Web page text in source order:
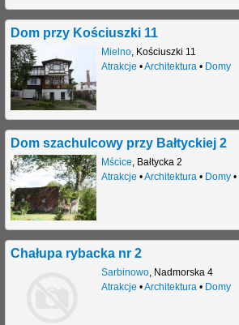
Dom przy Kościuszki 11
Mielno, Kościuszki 11
Atrakcje •Architektura • Domy
Dom szachulcowy przy Bałtyckiej 2
Mścice Bałtycka 2
Atrakcje •Architektura • Domy•
Chałupa rybacka nr 2
Sarbinowo, Nadmorska 4
Atrakcje •Architektura • Domy